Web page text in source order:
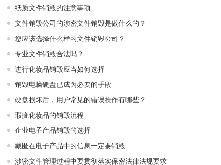
纸质文件销毁的注意事项
文件销毁公司的涉密文件销毁是做什么的？
您应该选择什么样的文件销毁公司？
专业文件销毁合法吗？
进行化妆品销毁应当如何选择
销毁电脑硬盘已成为必要的手段
硬盘损坏后，用户常见的错误操作有哪些？
瑕疵化妆品的销毁流程
企业电子产品销毁的选择
藏匿在电子产品中的信息一定要销毁
涉密文件管理过程中要贯彻落实保密法律法规要求